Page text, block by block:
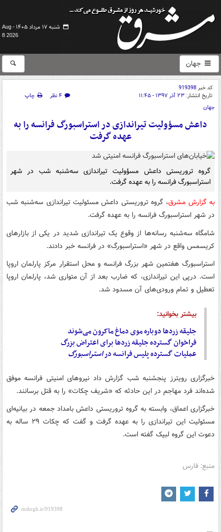
شنبه ۱۷ مرداد ۱۴۰۵ -
Aug
8 2026
جهان
کد خبر919398
تاریخ انتشار: ۲۳ آذر ۱۳۹۷ - ۱۱:۴۵ ۴ نظر
چاپ
جهان
داعش مسؤولیت تیراندازی در استراسبورگ فرانسه را به
عهده گرفت
گروه تروریستی داعش مسؤولیت تیراندازی سه‌شنبه شب در شهر
استراسبورگ فرانسه را به عهده گرفت.
به گزارش مشرق، گروه تروریستی داعش مسئولیت تیراندازی سه‌شنبه شب
در شهر استراسبورگ فرانسه را به عهده گرفت.
شامگاه سه‌شنبه رسانه‌ها از وقوع یک تیراندازی شدید در یکی از بازارهای
کریسمس واقع در شهر «استراسبورگ» در فرانسه خبر دادند.
استراسبورگ هفتمین شهر بزرگ فرانسه و محل استقرار مرکز پارلمان اروپا
است. درپی این تیراندازی، که ضارب بعد از آن متواری شد، پارلمان اروپا
تعطیل و تمام ورودی‌های آن مسدود شد.
بیشتر بخوانید:
جلیقه زردها دوباره موی دماغ ماکرون می‌شوند
فراخوان گسترده جلیقه زردها برای اعتراض بزرگ
عملیات گسترده پلیس فرانسه دراستراسبورگ
خبرگزاری رویترز پنجشنبه شب گزارش داد نیروهای امنیتی فرانسه موفق
شده‌اند فرد مهاجم در این حادثه که «شریف چکات» را به قتل برسانند.
خبرگزاری اعماق، وابسته به گروه تروریستی داعش بامداد جمعه در بیانیه‌ای
مسئولیت این تیراندازی را به عهده گرفت و گفت که چکات ۲۹ ساله به
دعوت این گروه لبیک گفته است.
منبع: فارس